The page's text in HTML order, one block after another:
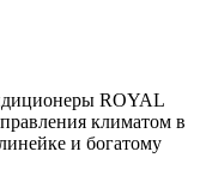
ROYAL
климатом в
и богатому